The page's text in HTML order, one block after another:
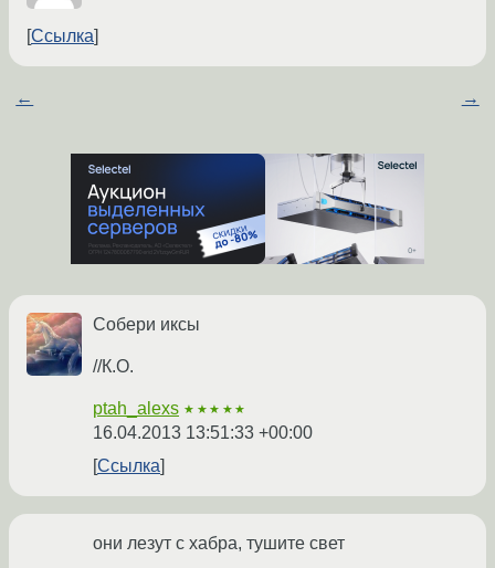
Ссылка
← →
Собери иксы
//К.О.
ptah_alexs ★★★★★
16.04.2013 13:51:33 +00:00
Ссылка
они лезут с хабра, тушите свет